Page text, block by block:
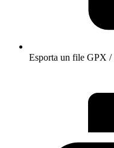
Esporta un file GPX